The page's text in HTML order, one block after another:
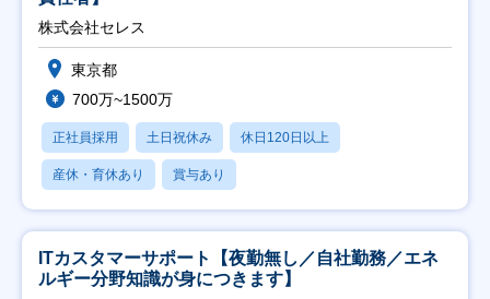
株式会社セレス
東京都
700万~1500万
正社員採用 土日祝休み 休日120日以上
産休・育休あり 賞与あり
ITカスタマーサポート【夜勤無し／自社勤務／エネ
ルギー分野知識が身につきます】